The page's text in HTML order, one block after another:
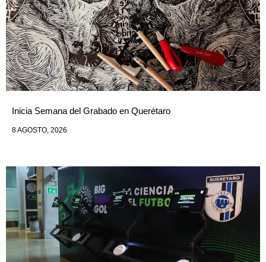
Inicia Semana del Grabado en Querétaro
8 AGOSTO, 2026